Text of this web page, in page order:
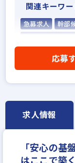
関連キーワー
急募求人 幹部
年間休日120日
応募
求人情報
「安心の基
はここで築